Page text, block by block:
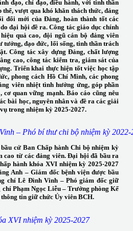
đạo, chỉ đạo, điều hành, với tinh thần
vượt qua khó khăn thách thức, đảng
đổi mới của Đảng, hoàn thành tốt các
đại hội đề ra. Công tác giáo dục chính
quả cao, đội ngũ cán bộ đảng viên
tưởng, đạo đức, lối sống, tinh thần trách
Công tác xây dựng Đảng, chất lượng
cao, công tác kiểm tra, giám sát của
Triển khai thực hiện tốt việc học tập
phong cách Hồ Chí Minh, các phong
viên nhiệt tình hưởng ứng, góp phần
quan vững mạnh. Báo cáo cũng nêu
bài học, nguyên nhân và đề ra các giải
trong nhiệm kỳ 2025-2027.
– Phó bí thư chi bộ nhiệm kỳ
Ban Chấp hành Chi bộ nhiệm kỳ
cao từ các đảng viên. Đại hội đã bầu ra
hành khóa XVI nhiệm kỳ 2025-2027
Anh – Giám đốc bệnh viện được bầu
chí Lê Đình Vinh – Phó giám đốc giữ
Phạm Ngọc Liễu – Trưởng phòng Kế
tin giữ chức Ủy viên BCH.
XVI nhiệm kỳ 2025-2027